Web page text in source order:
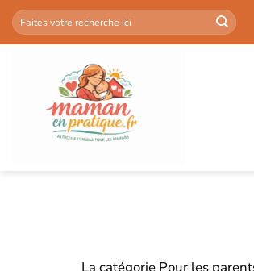
Passer
au